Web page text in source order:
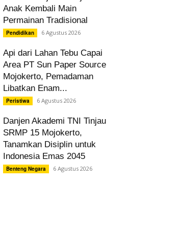
Anak Kembali Main
Permainan Tradisional
Pendidikan 6 Agustus 2026
Api dari Lahan Tebu Capai
Area PT Sun Paper Source
Mojokerto, Pemadaman
Libatkan Enam...
Peristiwa 6 Agustus 2026
Danjen Akademi TNI Tinjau
SRMP 15 Mojokerto,
Tanamkan Disiplin untuk
Indonesia Emas 2045
Benteng Negara 6 Agustus 2026